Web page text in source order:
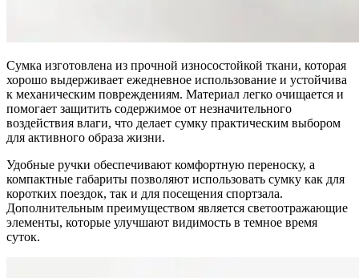
Сумка изготовлена из прочной износостойкой ткани, которая
хорошо выдерживает ежедневное использование и устойчива
к механическим повреждениям. Материал легко очищается и
помогает защитить содержимое от незначительного
воздействия влаги, что делает сумку практическим выбором
для активного образа жизни.
Удобные ручки обеспечивают комфортную переноску, а
компактные габариты позволяют использовать сумку как для
коротких поездок, так и для посещения спортзала.
Дополнительным преимуществом является светоотражающие
элементы, которые улучшают видимость в темное время
суток.